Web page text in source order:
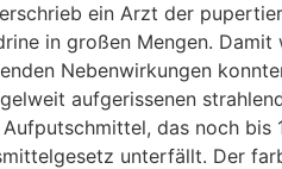
ein Arzt der
in großen Mengen.
Nebenwirkungen
aufgerissenen
das noch
unterfällt. Der